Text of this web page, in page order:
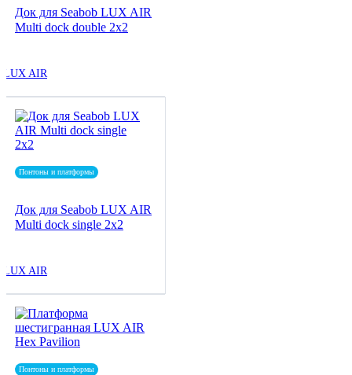
Док для Seabob LUX AIR
Multi dock double 2x2
LUX AIR
Понтоны и платформы
Док для Seabob LUX AIR
Multi dock single 2x2
LUX AIR
Понтоны и платформы